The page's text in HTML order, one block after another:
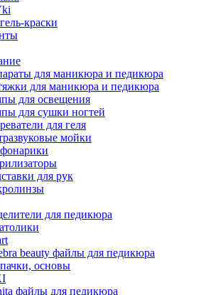
краски
для маникюра и педикюра
для маникюра и педикюра
для освещения
для сушки ногтей
для геля
мойки
для рук
для педикюра
beauty файлы для педикюра
основы
файлы для педикюра